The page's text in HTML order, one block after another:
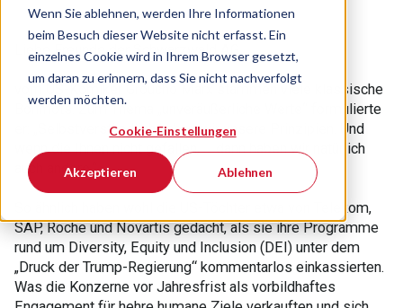
Wenn Sie ablehnen, werden Ihre Informationen
beim Besuch dieser Website nicht erfasst. Ein
einzelnes Cookie wird in Ihrem Browser gesetzt,
um daran zu erinnern, dass Sie nicht nachverfolgt
werden möchten.
Cookie-Einstellungen
Akzeptieren Ablehnen
Liebe Freunde der Schwarzwald AG,
vom US-Komiker Groucho Marx stammen viele klassische
Bonmots. Zum Thema „unveräußerliche Werte“ formulierte
er: „Selbstverständlich haben wir unsere Prinzipien. Und
wenn die Ihnen nicht gefallen, … dann haben wir natürlich
auch andere.“
So ähnlich haben wohl die US-Töchter etwa von Telekom,
SAP, Roche und Novartis gedacht, als sie ihre Programme
rund um Diversity, Equity und Inclusion (DEI) unter dem
„Druck der Trump-Regierung“ kommentarlos einkassierten.
Was die Konzerne vor Jahresfrist als vorbildhaftes